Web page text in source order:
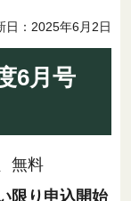
日：2025年6月2日
6月号
無料
限り申込開始